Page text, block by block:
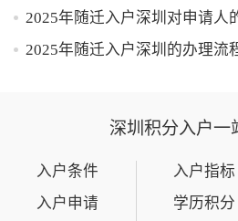
2025年随迁入户深圳的办理流
深圳积分入户一
入户条件
入户申请
入户指标
学历积分